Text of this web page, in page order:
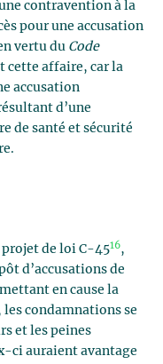
contravention à la
pour une accusation
vertu du Code
cette affaire, car la
accusation
d’une
de santé et sécurité
projet de loi C-4516,
d’accusations de
en cause la
condamnations se
et les peines
ci auraient avantage